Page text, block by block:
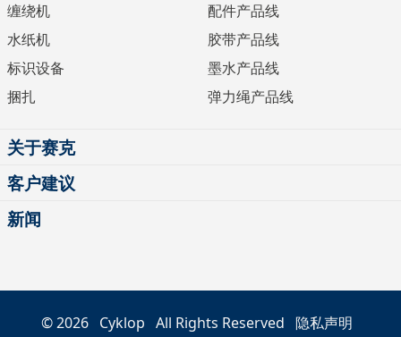
缠绕机
水纸机
标识设备
捆扎
配件产品线
胶带产品线
墨水产品线
弹力绳产品线
关于赛克
客户建议
新闻
© 2026 Cyklop All Rights Reserved 隐私声明